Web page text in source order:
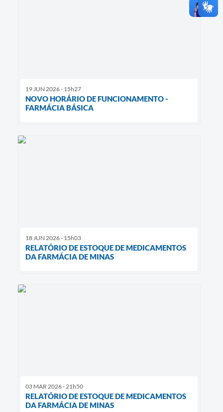
19 JUN 2026 - 15h27
NOVO HORÁRIO DE FUNCIONAMENTO -
FARMÁCIA BÁSICA
18 JUN 2026 - 15h03
RELATÓRIO DE ESTOQUE DE MEDICAMENTOS
DA FARMÁCIA DE MINAS
03 MAR 2026 - 21h50
RELATÓRIO DE ESTOQUE DE MEDICAMENTOS
DA FARMÁCIA DE MINAS